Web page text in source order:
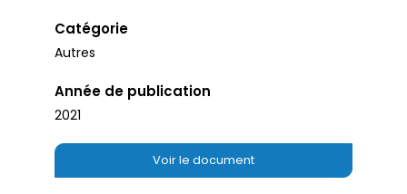
Catégorie
Autres
Année de publication
2021
Voir le document